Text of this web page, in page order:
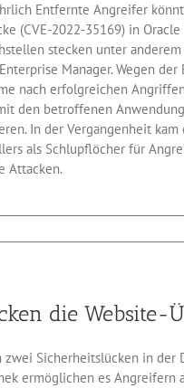
Entfernte Angreifer
(CVE-2022-35169) in
stecken unter
Manager. Wegen
nach erfolgreichen
den betroffenen
In der Vergangenheit kam
als Schlupflöcher für
Attacken.
die Website-
Sicherheitslücken in der
ermöglichen es Angreifern